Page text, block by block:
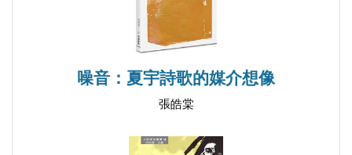
噪音：夏宇詩歌的媒介想像
張皓棠